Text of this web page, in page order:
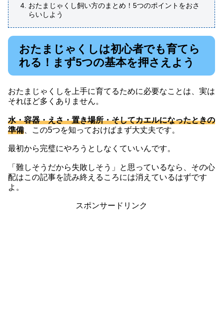
おたまじゃくし飼い方のまとめ！5つのポイントをおさ
らいしよう
おたまじゃくしは初心者でも育てら
れる！まず5つの基本を押さえよう
おたまじゃくしを上手に育てるために必要なことは、実は
それほど多くありません。
水・容器・えさ・置き場所・そしてカエルになったときの
準備 、この5つを知っておけばまず大丈夫です。
最初から完璧にやろうとしなくていいんです。
「難しそうだから失敗しそう」と思っているなら、その心
配はこの記事を読み終えるころには消えているはずです
よ。
スポンサードリンク